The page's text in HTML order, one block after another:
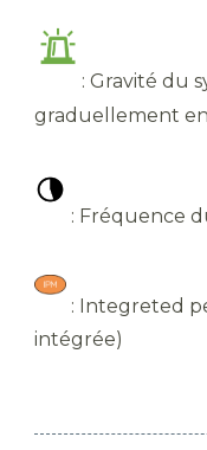
: Gravité du
graduellement
: Fréquence
: Integreted
intégrée)